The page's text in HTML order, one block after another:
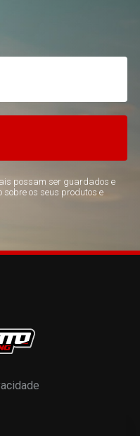
possam ser guardados e
os seus produtos e